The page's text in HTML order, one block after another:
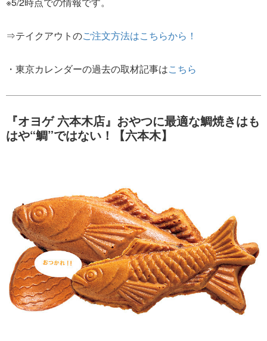
⇒テイクアウトのご注文方法はこちらから！
・東京カレンダーの過去の取材記事はこちら
『オヨゲ 六本木店』おやつに最適な鯛焼きはも
はや“鯛”ではない！【六本木】